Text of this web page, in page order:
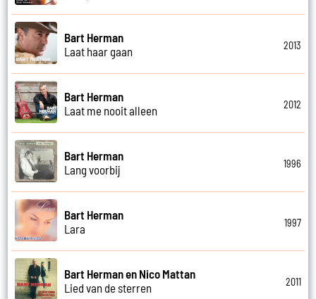
Bart Herman
Laat haar gaan
2013
Bart Herman
Laat me nooit alleen
2012
Bart Herman
Lang voorbij
1996
Bart Herman
Lara
1997
Bart Herman en Nico Mattan
Lied van de sterren
2011